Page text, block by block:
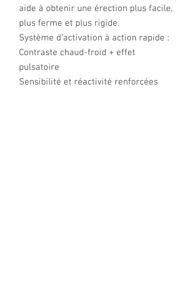
aide à obtenir une érection plus facile,
plus ferme et plus rigide.
Système d’activation à action rapide :
Contraste chaud-froid + effet
pulsatoire
Sensibilité et réactivité renforcées